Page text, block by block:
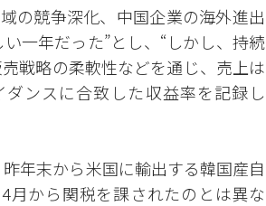
の競争深化、中国企業の海外進出
一年だった”とし、“しかし、持続
戦略の柔軟性などを通じ、売上は
ンスに合致した収益率を記録し
年末から米国に輸出する韓国産自
から関税を課されたのとは異な